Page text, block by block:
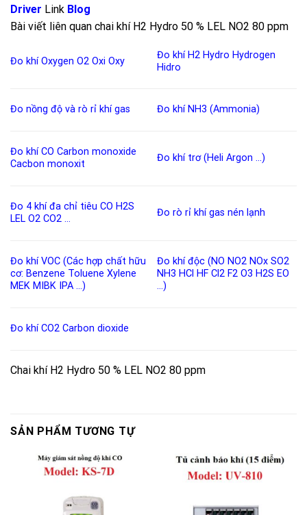
Driver Link Blog
Bài viết liên quan chai khí H2 Hydro 50 % LEL NO2 80 ppm
Đo khí Oxygen O2 Oxi Oxy
Đo khí H2 Hydro Hydrogen
Hidro
Đo nồng độ và rò rỉ khí gas Đo khí NH3 (Ammonia)
Đo khí CO Carbon monoxide
Cacbon monoxit
Đo khí trơ (Heli Argon …)
Đo 4 khí đa chỉ tiêu CO H2S
LEL O2 CO2 …
Đo rò rỉ khí gas nén lạnh
Đo khí VOC (Các hợp chất hữu
cơ: Benzene Toluene Xylene
MEK MIBK IPA …)
Đo khí độc (NO NO2 NOx SO2
NH3 HCl HF Cl2 F2 O3 H2S EO
…)
Đo khí CO2 Carbon dioxide
Chai khí H2 Hydro 50 % LEL NO2 80 ppm
SẢN PHẨM TƯƠNG TỰ